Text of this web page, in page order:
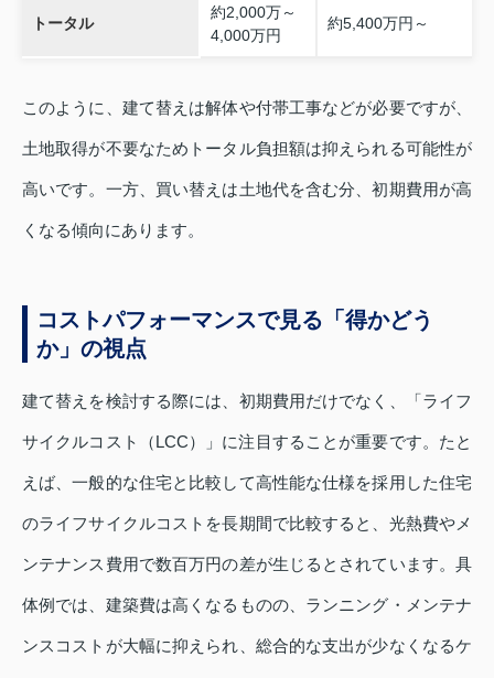
トータル
約2,000万～
4,000万円
約5,400万円～
このように、建て替えは解体や付帯工事などが必要ですが、
土地取得が不要なためトータル負担額は抑えられる可能性が
高いです。一方、買い替えは土地代を含む分、初期費用が高
くなる傾向にあります。
コストパフォーマンスで見る「得かどう
か」の視点
建て替えを検討する際には、初期費用だけでなく、「ライフ
サイクルコスト（LCC）」に注目することが重要です。たと
えば、一般的な住宅と比較して高性能な仕様を採用した住宅
のライフサイクルコストを長期間で比較すると、光熱費やメ
ンテナンス費用で数百万円の差が生じるとされています。具
体例では、建築費は高くなるものの、ランニング・メンテナ
ンスコストが大幅に抑えられ、総合的な支出が少なくなるケ